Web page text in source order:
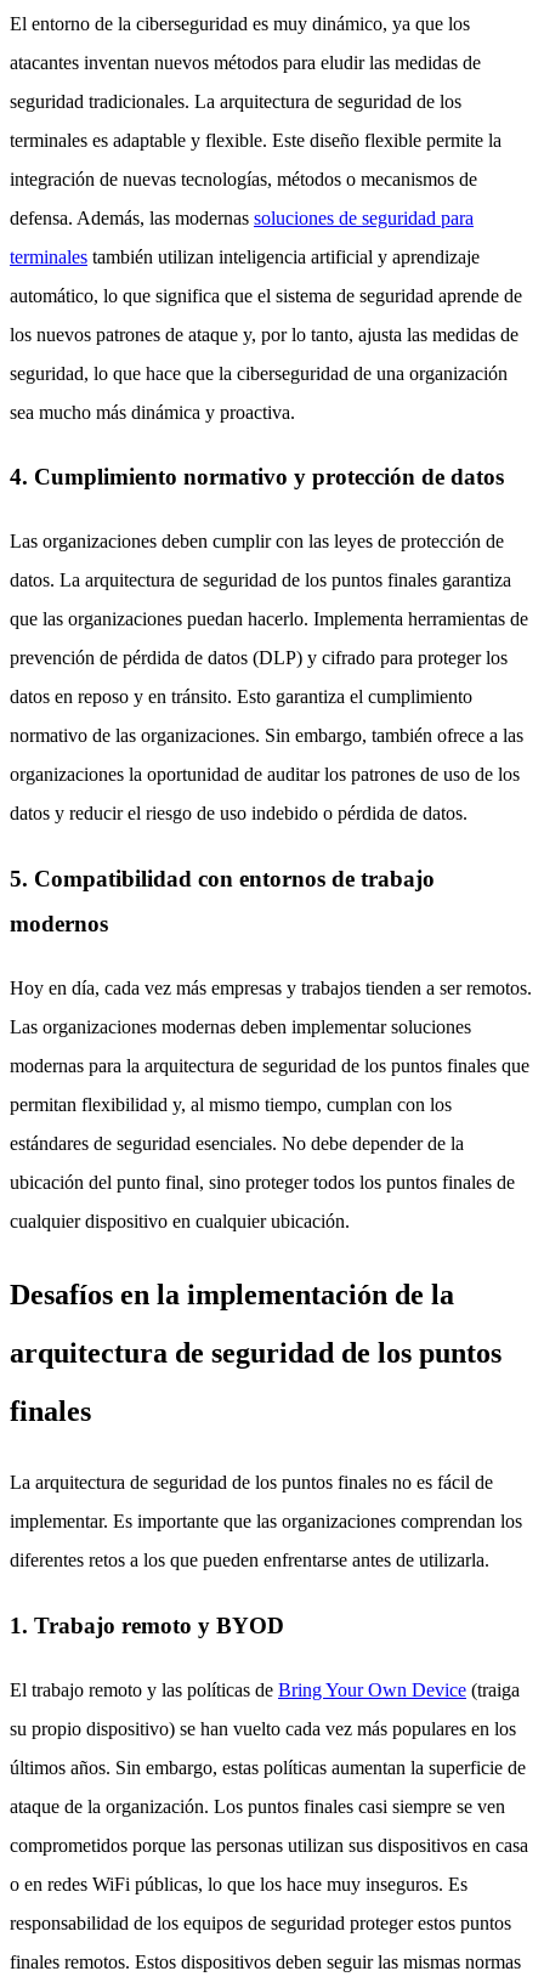
El entorno de la ciberseguridad es muy dinámico, ya que los
atacantes inventan nuevos métodos para eludir las medidas de
seguridad tradicionales. La arquitectura de seguridad de los
terminales es adaptable y flexible. Este diseño flexible permite la
integración de nuevas tecnologías, métodos o mecanismos de
defensa. Además, las modernas soluciones de seguridad para
terminales también utilizan inteligencia artificial y aprendizaje
automático, lo que significa que el sistema de seguridad aprende de
los nuevos patrones de ataque y, por lo tanto, ajusta las medidas de
seguridad, lo que hace que la ciberseguridad de una organización
sea mucho más dinámica y proactiva.
4. Cumplimiento normativo y protección de datos
Las organizaciones deben cumplir con las leyes de protección de
datos. La arquitectura de seguridad de los puntos finales garantiza
que las organizaciones puedan hacerlo. Implementa herramientas de
prevención de pérdida de datos (DLP) y cifrado para proteger los
datos en reposo y en tránsito. Esto garantiza el cumplimiento
normativo de las organizaciones. Sin embargo, también ofrece a las
organizaciones la oportunidad de auditar los patrones de uso de los
datos y reducir el riesgo de uso indebido o pérdida de datos.
5. Compatibilidad con entornos de trabajo
modernos
Hoy en día, cada vez más empresas y trabajos tienden a ser remotos.
Las organizaciones modernas deben implementar soluciones
modernas para la arquitectura de seguridad de los puntos finales que
permitan flexibilidad y, al mismo tiempo, cumplan con los
estándares de seguridad esenciales. No debe depender de la
ubicación del punto final, sino proteger todos los puntos finales de
cualquier dispositivo en cualquier ubicación.
Desafíos en la implementación de la
arquitectura de seguridad de los puntos
finales
La arquitectura de seguridad de los puntos finales no es fácil de
implementar. Es importante que las organizaciones comprendan los
diferentes retos a los que pueden enfrentarse antes de utilizarla.
1. Trabajo remoto y BYOD
El trabajo remoto y las políticas de Bring Your Own Device (traiga
su propio dispositivo) se han vuelto cada vez más populares en los
últimos años. Sin embargo, estas políticas aumentan la superficie de
ataque de la organización. Los puntos finales casi siempre se ven
comprometidos porque las personas utilizan sus dispositivos en casa
o en redes WiFi públicas, lo que los hace muy inseguros. Es
responsabilidad de los equipos de seguridad proteger estos puntos
finales remotos. Estos dispositivos deben seguir las mismas normas